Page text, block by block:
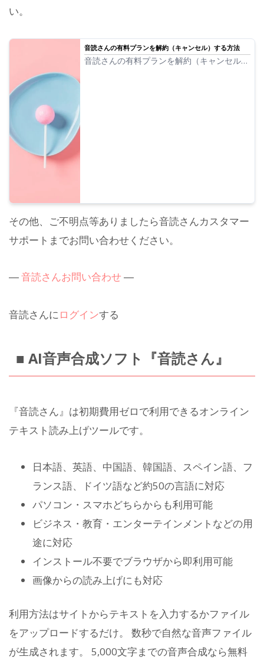
い。
音読さんの有料プランを解約（キャンセル）する方法
音読さんの有料プランを解約（キャンセル）
その他、ご不明点等ありましたら音読さんカスタマー
サポートまでお問い合わせください。
―音読さんお問い合わせ ―
音読さんにログインする
■ AI音声合成ソフト『音読さん』
『音読さん』は初期費用ゼロで利用できるオンライン
テキスト読み上げツールです。
日本語、英語、中国語、韓国語、スペイン語、フ
ランス語、ドイツ語など約50の言語に対応
パソコン・スマホどちらからも利用可能
ビジネス・教育・エンターテインメントなどの用
途に対応
インストール不要でブラウザから即利用可能
画像からの読み上げにも対応
利用方法はサイトからテキストを入力するかファイル
をアップロードするだけ。 数秒で自然な音声ファイル
が生成されます。 5,000文字までの音声合成なら無料